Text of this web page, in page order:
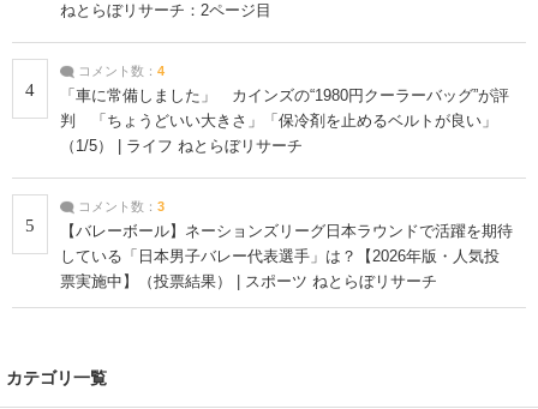
ねとらぼリサーチ：2ページ目
4
コメント数： 4
「車に常備しました」 カインズの“1980円クーラーバッグ”が評
判 「ちょうどいい大きさ」「保冷剤を止めるベルトが良い」
（1/5） | ライフ ねとらぼリサーチ
5
コメント数： 3
【バレーボール】ネーションズリーグ日本ラウンドで活躍を期待
している「日本男子バレー代表選手」は？【2026年版・人気投
票実施中】（投票結果） | スポーツ ねとらぼリサーチ
カテゴリ一覧